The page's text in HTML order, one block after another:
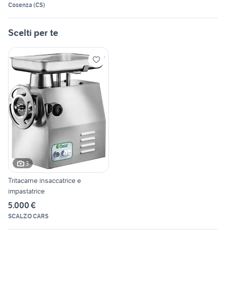
Cosenza (CS)
Scelti per te
3
Tritacarne insaccatrice e
impastatrice
5.000 €
SCALZO CARS